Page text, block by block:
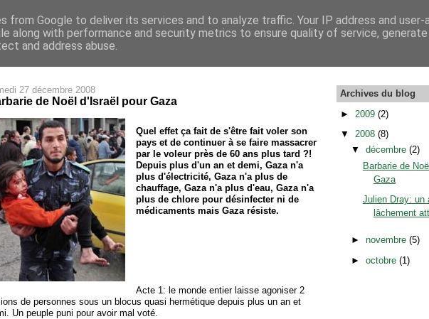
27 décembre 2008
de Noël d'Israël pour Gaza
Quel effet ça fait de s'être fait voler son
pays et de continuer à se faire massacrer
par le voleur près de 60 ans plus tard ?!
Depuis plus d'un an et demi, Gaza n'a
plus d'électricité, Gaza n'a plus de
chauffage, Gaza n'a plus d'eau, Gaza n'a
plus de chlore pour désinfecter ni de
médicaments mais Gaza résiste.
Acte 1: le monde entier laisse agoniser 2
de personnes sous un blocus quasi hermétique depuis plus un an et
Un peuple puni pour avoir mal voté.
Archives du blog
► 2009 (2)
▼ 2008 (8)
▼décembre(2)
Barbarie de
Gaza
Julien Dray: un
lâchement
►novembre(5)
►octobre(1)
from Google to deliver its services and to analyze traffic. Your IP address and user-
along with performance and security metrics to ensure quality of service, generate
and address abuse.